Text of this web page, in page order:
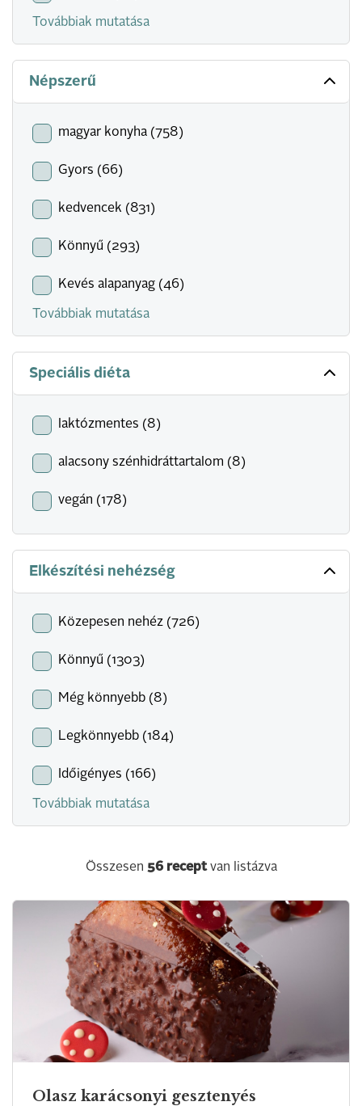
Továbbiak mutatása
Népszerű
magyar konyha (758)
Gyors (66)
kedvencek (831)
Könnyű (293)
Kevés alapanyag (46)
Továbbiak mutatása
Speciális diéta
laktózmentes (8)
alacsony szénhidráttartalom (8)
vegán (178)
Elkészítési nehézség
Közepesen nehéz (726)
Könnyű (1303)
Még könnyebb (8)
Legkönnyebb (184)
Időigényes (166)
Továbbiak mutatása
Összesen 56 receptvan listázva
Olasz karácsonyi gesztenyés